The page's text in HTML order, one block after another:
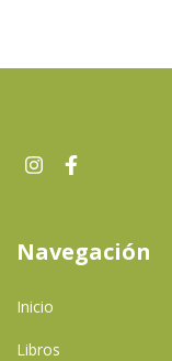
Navegación
Inicio
Libros